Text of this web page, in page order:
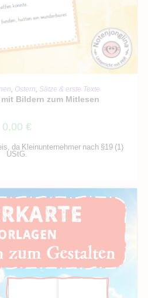
WARENKORB
, Ostern, Sätze & erste Texte
Bildern zum Mitlesen
0,00 €
da Kleinunternehmer nach §19 (1)
UStG.